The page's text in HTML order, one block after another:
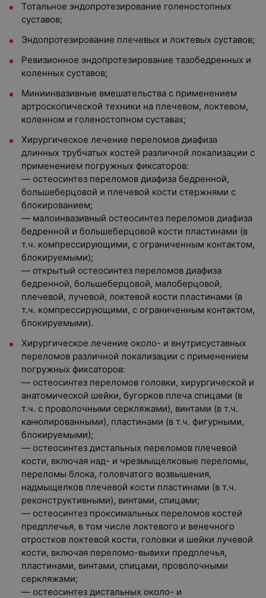
Тотальное эндопротезирование голеностопных
суставов;
Эндопротезирование плечевых и локтевых суставов;
Ревизионное эндопротезирование тазобедренных и
коленных суставов;
Миниинвазивные вмешательства с применением
артроскопической техники на плечевом, локтевом,
коленном и голеностопном суставах;
Хирургическое лечение переломов диафиза
длинных трубчатых костей различной локализации с
применением погружных фиксаторов:
— остеосинтез переломов диафиза бедренной,
большеберцовой и плечевой кости стержнями с
блокированием;
— малоинвазивный остеосинтез переломов диафиза
бедренной и большеберцовой кости пластинами (в
т.ч. компрессирующими, с ограниченным контактом,
блокируемыми);
— открытый остеосинтез переломов диафиза
бедренной, большеберцовой, малоберцовой,
плечевой, лучевой, локтевой кости пластинами (в
т.ч. компрессирующими, с ограниченным контактом,
блокируемыми).
Хирургическое лечение около- и внутрисуставных
переломов различной локализации с применением
погружных фиксаторов:
— остеосинтез переломов головки, хирургической и
анатомической шейки, бугорков плеча спицами (в
т.ч. с проволочными серкляжами), винтами (в т.ч.
канюлированными), пластинами (в т.ч. фигурными,
блокируемыми);
— остеосинтез дистальных переломов плечевой
кости, включая над- и чрезмыщелковые переломы,
переломы блока, головчатого возвышения,
надмыщелков плечевой кости пластинами (в т.ч.
реконструктивными), винтами, спицами;
— остеосинтез проксимальных переломов костей
предплечья, в том числе локтевого и венечного
отростков локтевой кости, головки и шейки лучевой
кости, включая переломо-вывихи предплечья,
пластинами, винтами, спицами, проволочными
серкляжами;
— остеосинтез дистальных около- и